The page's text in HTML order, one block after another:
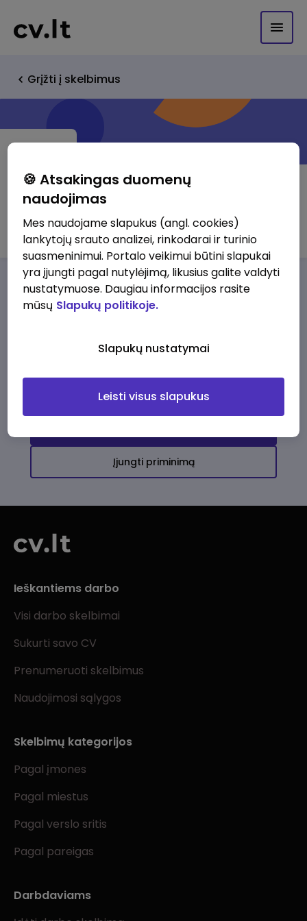
Grįžti į skelbimus
Statyk pats, UAB
Darbo pasiūlymaiApie musPrivalumai
darbo pasiūlymų
Įjungti priminimą
Ieškantiems darbo
Visi darbo skelbimai
Sukurti savo CV
Prenumeruoti skelbimus
Naudojimosi sąlygos
Skelbimų kategorijos
Pagal įmones
Pagal miestus
Pagal verslo sritis
Pagal pareigas
Darbdaviams
🍪 Atsakingas duomenų
naudojimas
Mes naudojame slapukus (angl. cookies)
lankytojų srauto analizei, rinkodarai ir turinio
suasmeninimui. Portalo veikimui būtini slapukai
yra įjungti pagal nutylėjimą, likusius galite valdyti
nustatymuose. Daugiau informacijos rasite
mūsų Slapukų politikoje.
Slapukų nustatymai
Leisti visus slapukus